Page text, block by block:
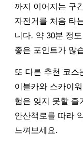
까지 이어지는 구
자전거를 처음 타
니다. 약 30분 정
좋은 포인트가 많
또 다른 추천 코스
이블카와 스카이
험은 잊지 못할 즐
안산책로를 따라
느껴보세요.